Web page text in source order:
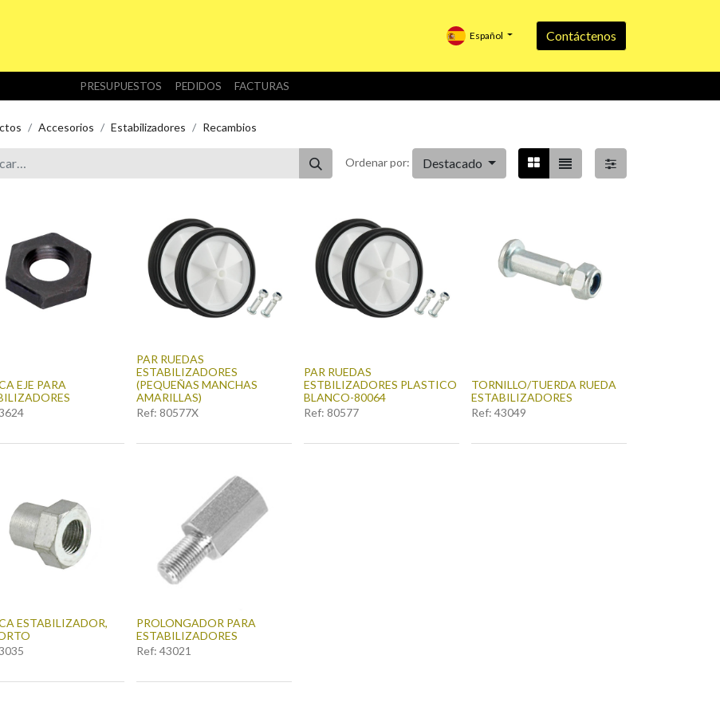
Español Contáctenos
PRESUPUESTOS PEDIDOS FACTURAS
Accesorios Estabilizadores Recambios
Ordenar por: Destacado
EJE PARA
PAR RUEDAS
ESTABILIZADORES
(PEQUEÑAS MANCHAS
AMARILLAS)
Ref: 80577X
PAR RUEDAS
ESTBILIZADORES PLASTICO
BLANCO-80064
Ref: 80577
TORNILLO/TUERDA RUEDA
ESTABILIZADORES
Ref: 43049
ESTABILIZADOR,
PROLONGADOR PARA
ESTABILIZADORES
Ref: 43021